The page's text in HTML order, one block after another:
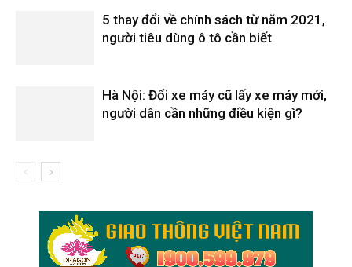
5 thay đổi về chính sách từ năm 2021,
người tiêu dùng ô tô cần biết
Hà Nội: Đổi xe máy cũ lấy xe máy mới,
người dân cần những điều kiện gì?